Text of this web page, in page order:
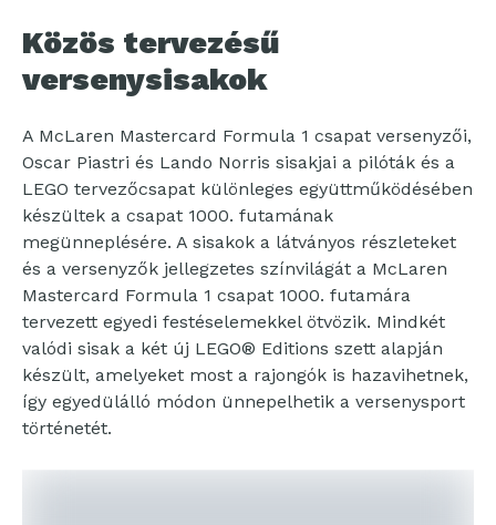
Közös tervezésű
versenysisakok
A McLaren Mastercard Formula 1 csapat versenyzői,
Oscar Piastri és Lando Norris sisakjai a pilóták és a
LEGO tervezőcsapat különleges együttműködésében
készültek a csapat 1000. futamának
megünneplésére. A sisakok a látványos részleteket
és a versenyzők jellegzetes színvilágát a McLaren
Mastercard Formula 1 csapat 1000. futamára
tervezett egyedi festéselemekkel ötvözik. Mindkét
valódi sisak a két új LEGO® Editions szett alapján
készült, amelyeket most a rajongók is hazavihetnek,
így egyedülálló módon ünnepelhetik a versenysport
történetét.